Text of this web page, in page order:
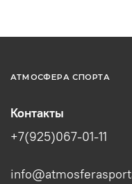
АТМОСФЕРА СПОРТА
Контакты
+7(925)067-01-11